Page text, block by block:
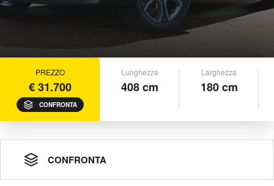
PREZZO
€ 31.700
CONFRONTA
Lunghezza
408 cm
Larghezza
180 cm
CONFRONTA